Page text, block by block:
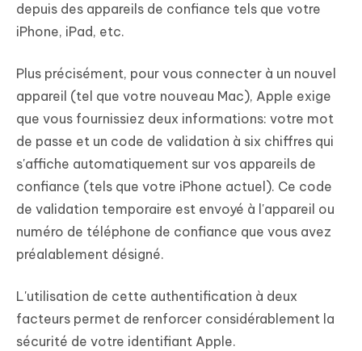
depuis des appareils de confiance tels que votre
iPhone, iPad, etc.
Plus précisément, pour vous connecter à un nouvel
appareil (tel que votre nouveau Mac), Apple exige
que vous fournissiez deux informations: votre mot
de passe et un code de validation à six chiffres qui
s'affiche automatiquement sur vos appareils de
confiance (tels que votre iPhone actuel). Ce code
de validation temporaire est envoyé à l'appareil ou
numéro de téléphone de confiance que vous avez
préalablement désigné.
L'utilisation de cette authentification à deux
facteurs permet de renforcer considérablement la
sécurité de votre identifiant Apple.